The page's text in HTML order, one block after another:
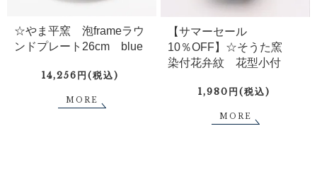
☆やま平窯 泡frameラウ
ンドプレート26cm blue
14,256円(税込)
MORE
【サマーセール
10％OFF】☆そうた窯
染付花弁紋 花型小付
1,980円(税込)
MORE